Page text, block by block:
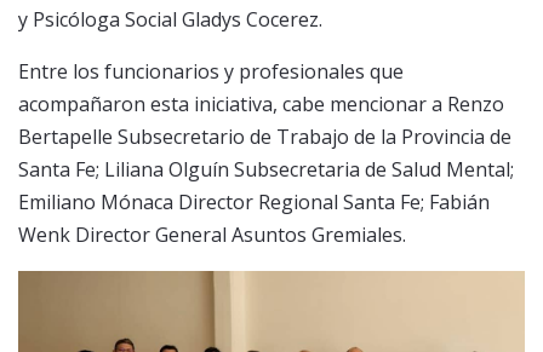
y Psicóloga Social Gladys Cocerez.
Entre los funcionarios y profesionales que
acompañaron esta iniciativa, cabe mencionar a Renzo
Bertapelle Subsecretario de Trabajo de la Provincia de
Santa Fe; Liliana Olguín Subsecretaria de Salud Mental;
Emiliano Mónaca Director Regional Santa Fe; Fabián
Wenk Director General Asuntos Gremiales.